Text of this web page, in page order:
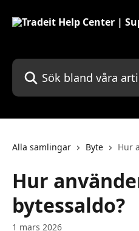
Sök bland våra artiklar …
Alla samlingar Byte Hur
Hur
bytessaldo?
1 mars 2026